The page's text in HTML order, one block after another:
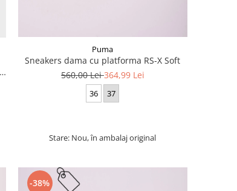
Puma
Sneakers dama cu platforma RS-X Soft
560,00 Lei364,99 Lei
36 37
Stare: Nou, în ambalaj original
-38%